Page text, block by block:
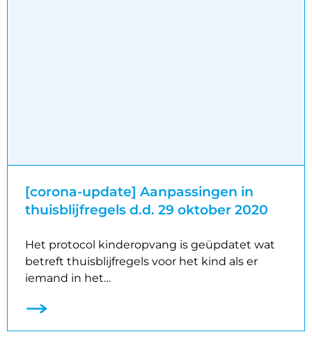
[corona-update] Aanpassingen in
thuisblijfregels d.d. 29 oktober 2020
Het protocol kinderopvang is geüpdatet wat
betreft thuisblijfregels voor het kind als er
iemand in het…